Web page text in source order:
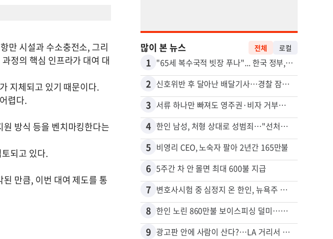
만 시설과 수소충전소, 그리
정의 핵심 인프라가 대여 대
지체되고 있기 때문이다.
렵다.
방식 등을 벤치마킹한다는
되고 있다.
만큼, 이번 대여 제도를 통
많이 본 뉴스 전체 로컬
1 "65세 복수국적 빗장 푸나"... 한국 정부, 연령 완화 전면 추진
2 신호위반 후 달아난 배달기사…경찰 잠복해 잡고보니 ‘반전’
3 서류 하나만 빠져도 영주권·비자 거부…심사관 재량권 대폭 확대
4 한인 남성, 처형 상대로 성범죄…"선처해줬더니 배신자 취급"
5 비영리 CEO, 노숙자 팔아 2년간 165만불
6 5주간 차 안 몰면 최대 600불 지급
7 변호사시험 중 심정지 온 한인, 뉴욕주 제소
8 한인 노린 860만불 보이스피싱 덜미…영사관·한국 검찰 사칭
9 광고판 안에 사람이 산다?…LA 거리서 화제